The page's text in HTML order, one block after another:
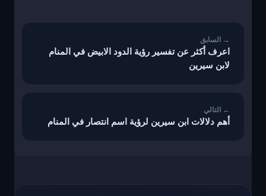
اعرف أكثر عن تفسير رؤية الدود الابيض في المنام
لابن سيرين
أهم دلالات ابن سيرين لرؤية اسم انتصار في المنام